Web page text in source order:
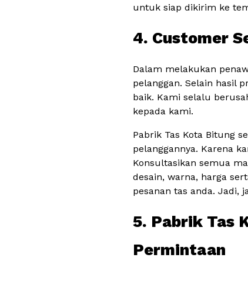
untuk siap dikirim ke
4. Customer
Dalam melakukan
pelanggan. Selain hasil
baik. Kami selalu
kepada kami.
Pabrik Tas Kota Bitung
pelanggannya. Karena
Konsultasikan semua
desain, warna, harga
pesanan tas anda. Jadi,
5. Pabrik Tas
Permintaan